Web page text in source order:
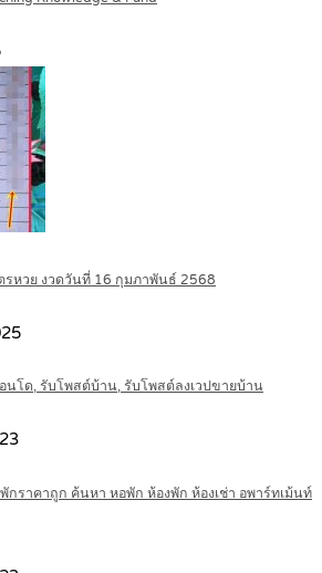
หวย งวดวันที่ 16 กุมภาพันธ์ 2568
โด, รับโพสต์บ้าน, รับโพสต์ลงเวปขายบ้าน
กราคาถูก ค้นหา หอพัก ห้องพัก ห้องเช่า อพาร์ทเม้นท์